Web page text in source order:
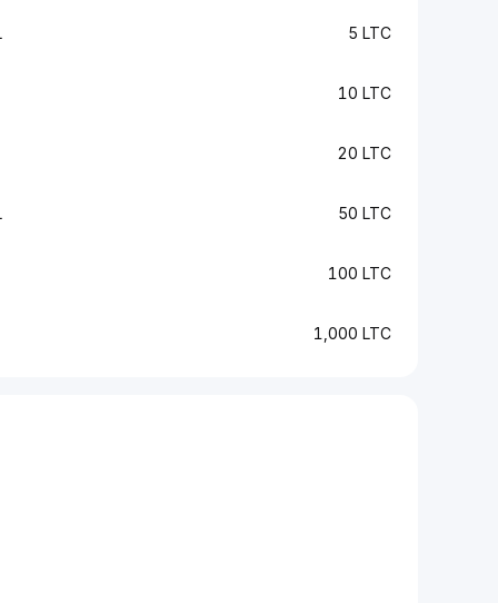
5 LTC
10 LTC
20 LTC
50 LTC
100 LTC
1,000 LTC